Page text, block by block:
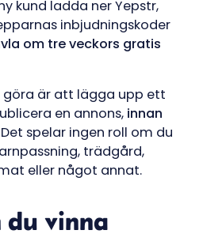
kund ladda ner Yepstr,
inbjudningskoder
om tre veckors gratis
göra är att lägga upp ett
en annons, innan
Det spelar ingen roll om du
trädgård,
eller något annat.
du vinna